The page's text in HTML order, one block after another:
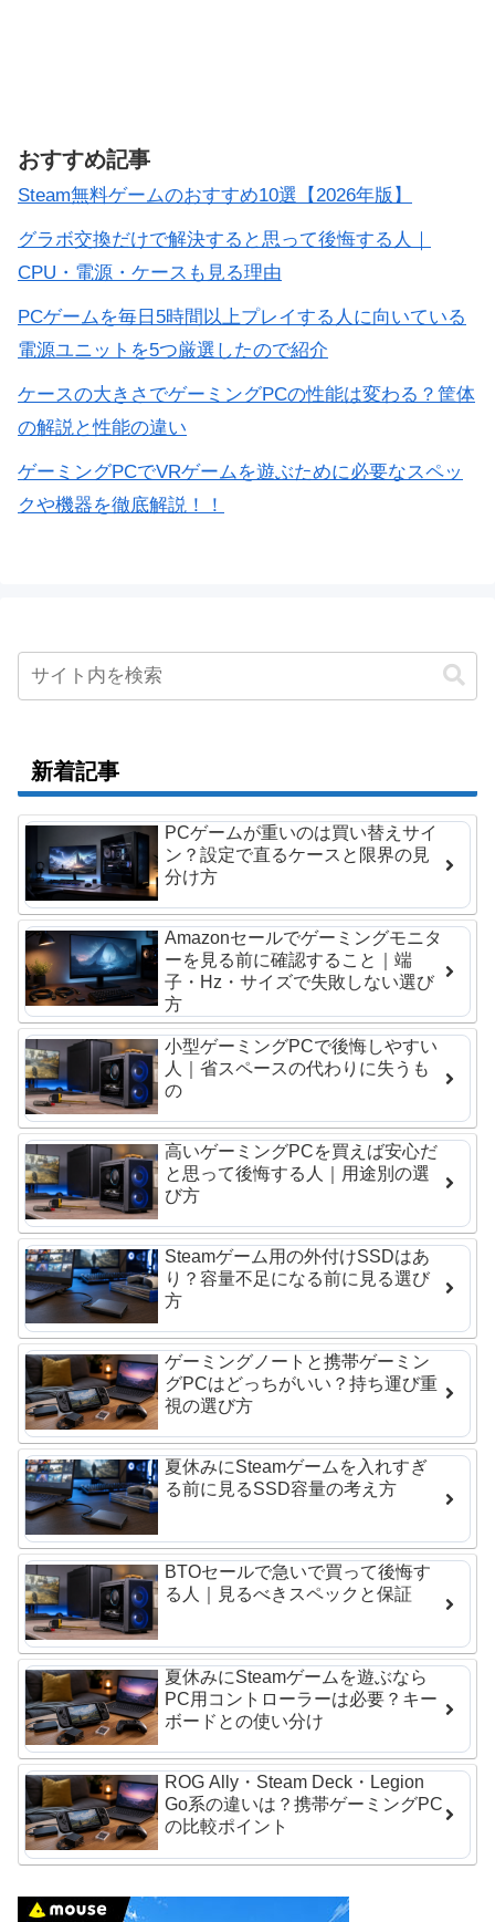
おすすめ記事
Steam無料ゲームのおすすめ10選【2026年版】
グラボ交換だけで解決すると思って後悔する人｜
CPU・電源・ケースも見る理由
PCゲームを毎日5時間以上プレイする人に向いている
電源ユニットを5つ厳選したので紹介
ケースの大きさでゲーミングPCの性能は変わる？筐体
の解説と性能の違い
ゲーミングPCでVRゲームを遊ぶために必要なスペッ
クや機器を徹底解説！！
新着記事
PCゲームが重いのは買い替えサイ
ン？設定で直るケースと限界の見
分け方
Amazonセールでゲーミングモニタ
ーを見る前に確認すること｜端
子・Hz・サイズで失敗しない選び
方
小型ゲーミングPCで後悔しやすい
人｜省スペースの代わりに失うも
の
高いゲーミングPCを買えば安心だ
と思って後悔する人｜用途別の選
び方
Steamゲーム用の外付けSSDはあ
り？容量不足になる前に見る選び
方
ゲーミングノートと携帯ゲーミン
グPCはどっちがいい？持ち運び重
視の選び方
夏休みにSteamゲームを入れすぎ
る前に見るSSD容量の考え方
BTOセールで急いで買って後悔す
る人｜見るべきスペックと保証
夏休みにSteamゲームを遊ぶなら
PC用コントローラーは必要？キー
ボードとの使い分け
ROG Ally・Steam Deck・Legion
Go系の違いは？携帯ゲーミングPC
の比較ポイント